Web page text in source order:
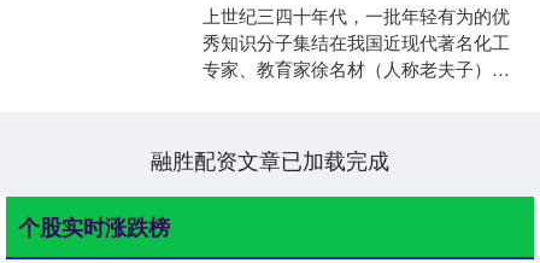
上世纪三四十年代，一批年轻有为的优
秀知识分子集结在我国近现代著名化工
专家、教育家徐名材（人称老夫子）的
融胜配资文章已加载完成
个股实时涨跌榜